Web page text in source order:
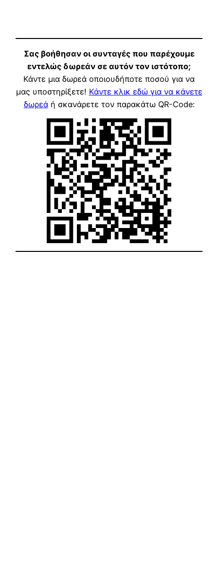
Σας βοήθησαν οι συνταγές που παρέχουμε
εντελώς δωρεάν σε αυτόν τον ιστότοπο;
Κάντε μια δωρεά οποιουδήποτε ποσού για να
μας υποστηρίξετε! Κάντε κλικ εδώ για να κάνετε
δωρεάή σκανάρετε τον παρακάτω QR-Code: